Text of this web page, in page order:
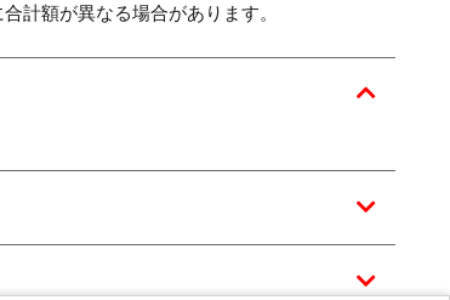
計額が異なる場合があります。